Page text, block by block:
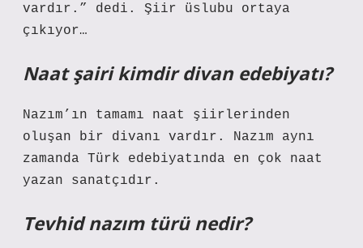
vardır.” dedi. Şiir üslubu ortaya
çıkıyor…
Naat şairi kimdir divan edebiyatı?
Nazım’ın tamamı naat şiirlerinden
oluşan bir divanı vardır. Nazım aynı
zamanda Türk edebiyatında en çok naat
yazan sanatçıdır.
Tevhid nazım türü nedir?